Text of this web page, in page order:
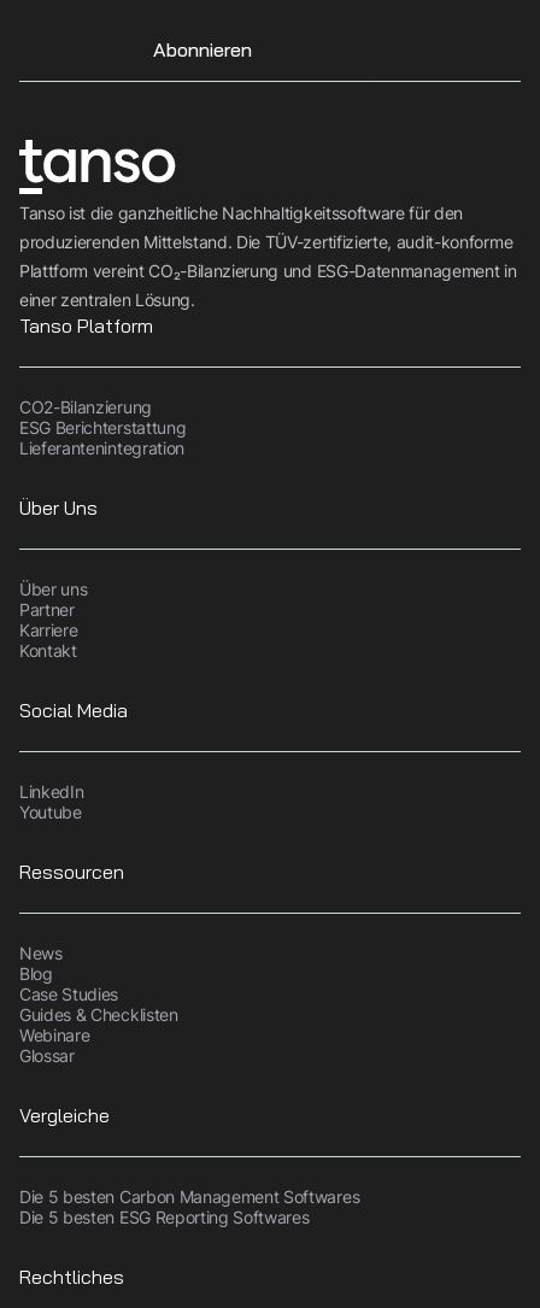
Tanso ist die ganzheitliche Nachhaltigkeitssoftware für den
produzierenden Mittelstand. Die TÜV-zertifizierte, audit-konforme
Plattform vereint CO₂-Bilanzierung und ESG-Datenmanagement in
einer zentralen Lösung.
Abonnieren
Tanso Platform
CO2-Bilanzierung
ESG Berichterstattung
Lieferantenintegration
Über Uns
Über uns
Partner
Karriere
Kontakt
Social Media
LinkedIn
Youtube
Ressourcen
News
Blog
Case Studies
Guides & Checklisten
Webinare
Glossar
Vergleiche
Die 5 besten Carbon Management Softwares
Die 5 besten ESG Reporting Softwares
Rechtliches